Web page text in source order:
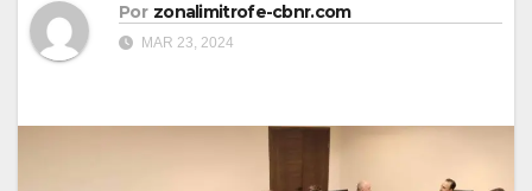
Por zonalimitrofe-cbnr.com
MAR 23, 2024